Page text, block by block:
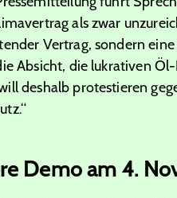
als zwar
Vertrag, sondern
Absicht, die lukrativen
deshalb protestieren
Demo am 4.